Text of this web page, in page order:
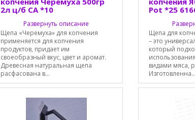
2л ц/б СА *10
Развернуть описание
Щепа «Черемуха» для копчения
применяется для копчения
продуктов, придает им
своеобразный вкус, цвет и аромат.
Древесная натуральная щепа
расфасована в...
Pot *25
Щепа для
– это
который
видами мяса,
Изготовленна...